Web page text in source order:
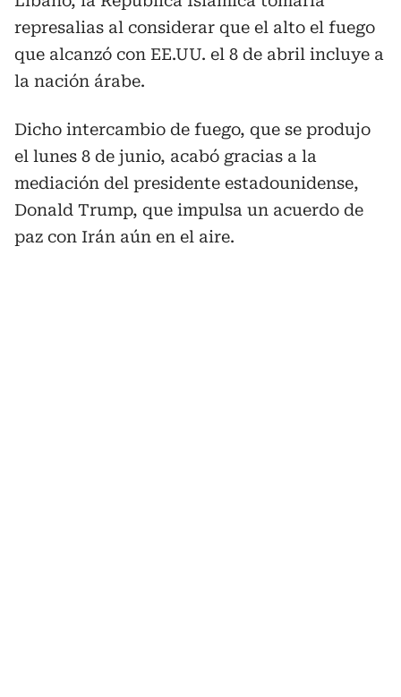
represalias al considerar que el alto el fuego
que alcanzó con EE.UU. el 8 de abril incluye a
la nación árabe.
Dicho intercambio de fuego, que se produjo
el lunes 8 de junio, acabó gracias a la
mediación del presidente estadounidense,
Donald Trump, que impulsa un acuerdo de
paz con Irán aún en el aire.